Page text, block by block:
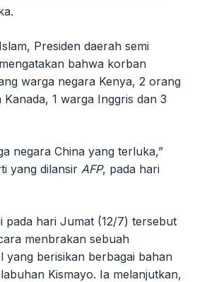
Presiden daerah semi
bahwa korban
warga negara Kenya, 2 orang
1 warga Inggris dan 3
negara China yang terluka,”
yang dilansir AFP, pada hari
pada hari Jumat (12/7) tersebut
menbrakan sebuah
yang berisikan berbagai bahan
Kismayo. Ia melanjutkan,